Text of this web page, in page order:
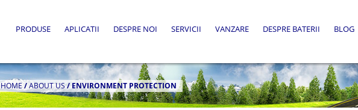
PRODUSE APLICATII DESPRE NOI SERVICII VANZARE DESPRE BATERII BLOG
HOME/ABOUT US/ENVIRONMENT PROTECTION